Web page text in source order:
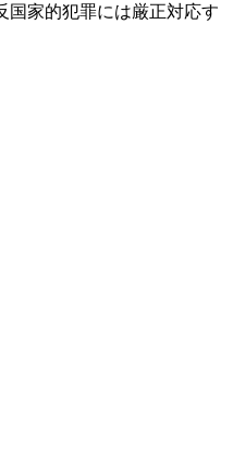
国家的犯罪には厳正対応す